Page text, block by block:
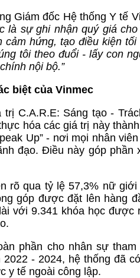
Giám đốc Hệ thống Y tế
sự ghi nhận quý giá
hứng, tạo điều kiện
tôi theo đuổi - lấy con
nội bộ.”
biệt của Vinmec
C.A.R.E: Sáng tạo -
hóa các giá trị này
Up” - nơi mọi nhân
đạo. Điều này góp phần
rõ qua tỷ lệ 57,3% nữ
góp được đặt lên hàng
với 9.341 khóa học được
phần cho nhân sự
- 2024, hệ thống đã
y tế ngoài công lập.